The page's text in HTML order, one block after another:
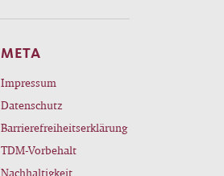
META
Impressum
Datenschutz
Barrierefreiheitserklärung
TDM-Vorbehalt
Nachhaltigkeit